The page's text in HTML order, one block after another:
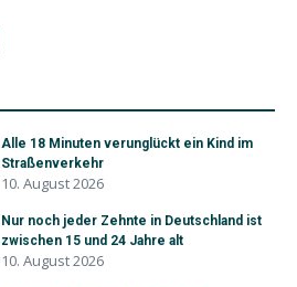
Alle 18 Minuten verunglückt ein Kind im
Straßenverkehr
10. August 2026
Nur noch jeder Zehnte in Deutschland ist
zwischen 15 und 24 Jahre alt
10. August 2026